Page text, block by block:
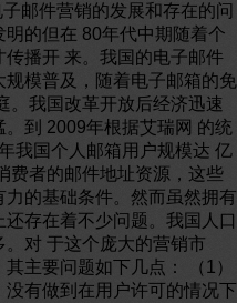
邮件营销的发展和存在的问
的但在 80年代中期随着个
传播开 来。我国的电子邮件
模普及，随着电子邮箱的免
。我国改革开放后经济迅速
到 2009年根据艾瑞网 的统
我国个人邮箱用户规模达 亿
费者的邮件地址资源，这些
的基础条件。然而虽然拥有
存在着不少问题。我国人口
对 于这个庞大的营销市
主要问题如下几点： （1）
有做到在用户许可的情况下